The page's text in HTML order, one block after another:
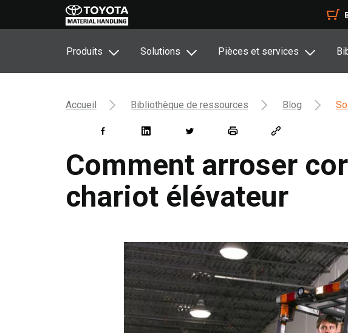
Produits Solutions Pièces et services
Accueil Bibliothèque de ressources Blog
Comment arroser
chariot élévateur